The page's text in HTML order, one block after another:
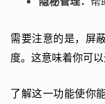
需要注意的是，屏
度。这意味着你可
了解这一功能使你